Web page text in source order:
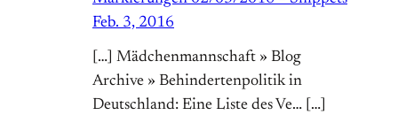
Feb. 3, 2016
[…] Mädchenmannschaft » Blog
Archive » Behindertenpolitik in
Deutschland: Eine Liste des Ve… […]